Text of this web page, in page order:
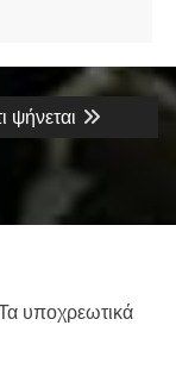
ψήνεται
υποχρεωτικά